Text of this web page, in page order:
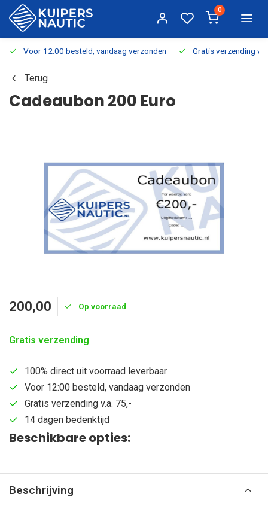
0
Voor 12:00 besteld, vandaag verzonden Gratis verzending
Terug
Cadeaubon 200 Euro
200,00 Op voorraad
Gratis verzending
100% direct uit voorraad leverbaar
Voor 12:00 besteld, vandaag verzonden
Gratis verzending v.a. 75,-
14 dagen bedenktijd
Beschikbare opties:
Beschrijving